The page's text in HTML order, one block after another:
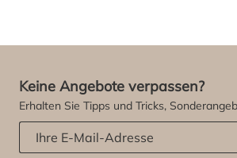
Keine Angebote verpassen?
Erhalten Sie Tipps und Tricks,